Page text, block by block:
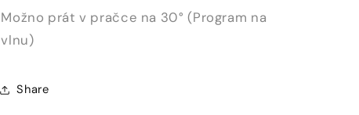
Možno prát v pračce na 30° (Program na
vlnu)
Share